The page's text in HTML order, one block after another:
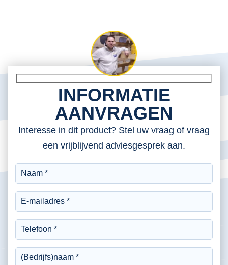
INFORMATIE
AANVRAGEN
Interesse in dit product? Stel uw vraag of vraag
een vrijblijvend adviesgesprek aan.